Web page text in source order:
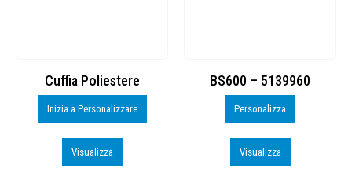
Cuffia Poliestere
Inizia a Personalizzare
Visualizza
BS600 – 5139960
Personalizza
Visualizza